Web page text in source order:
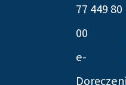
77 449 80
00
e-